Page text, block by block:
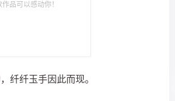
品可以感动你！
纤纤玉手因此而现。